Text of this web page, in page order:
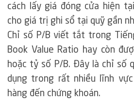
cách lấy giá đóng cửa hiện
cho giá trị ghi sổ tại quỹ gần
Chỉ số P/B viết tắt trong
Book Value Ratio hay còn
hoặc tỷ số P/B. Đây là chỉ số
dụng trong rất nhiều lĩnh
hàng đến chứng khoán.